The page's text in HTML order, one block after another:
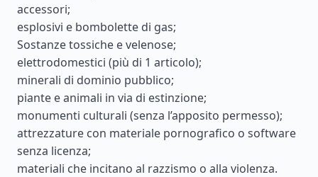
accessori;
esplosivi e bombolette di gas;
Sostanze tossiche e velenose;
elettrodomestici (più di 1 articolo);
minerali di dominio pubblico;
piante e animali in via di estinzione;
monumenti culturali (senza l’apposito permesso);
attrezzature con materiale pornografico o software
senza licenza;
materiali che incitano al razzismo o alla violenza.